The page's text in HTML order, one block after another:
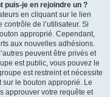
puis-je en rejoindre un ?
en cliquant sur le lien
de l’utilisateur. Si
approprié. Cependant,
aux nouvelles adhésions.
peuvent être privés et
est public, vous pouvez le
est restreint et nécessite
le bouton approprié. Le
approuver votre requête et